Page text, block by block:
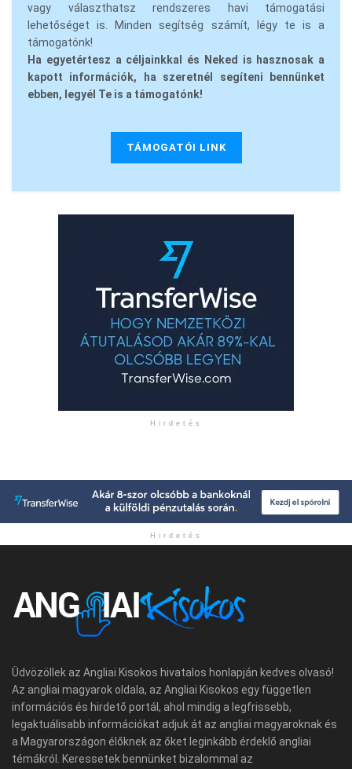
vagy választhatsz rendszeres havi támogatási
lehetőséget is. Minden segítség számít, légy te is a
támogatónk!
Ha egyetértesz a céljainkkal és Neked is hasznosak a
kapott információk, ha szeretnél segíteni bennünket
ebben, legyél Te is a támogatónk!
TÁMOGATÓI LINK
Hirdetés
Hirdetés
Üdvözöllek az Angliai Kisokos hivatalos honlapján kedves olvasó!
Az angliai magyarok oldala, az Angliai Kisokos egy független
információs és hirdető portál, ahol mindig a legfrissebb,
legaktuálisabb információkat adjuk át az angliai magyaroknak és
a Magyarországon élőknek az őket leginkább érdeklő angliai
témákról. Keressetek bennünket bizalommal az